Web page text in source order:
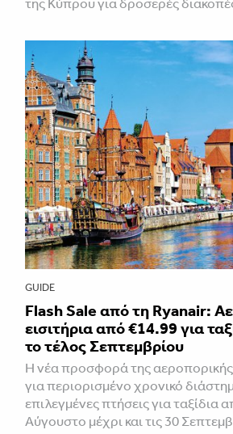
της Κύπρου για δροσερές
GUIDE
Flash Sale από τη Ryanair:
εισιτήρια από €14.99 για
το τέλος Σεπτεμβρίου
Η νέα προσφορά της αεροπορικής
για περιορισμένο χρονικό
επιλεγμένες πτήσεις για ταξίδια
Αύγουστο μέχρι και τις 30